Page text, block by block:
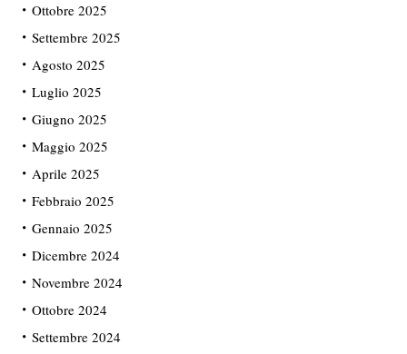
Ottobre 2025
Settembre 2025
Agosto 2025
Luglio 2025
Giugno 2025
Maggio 2025
Aprile 2025
Febbraio 2025
Gennaio 2025
Dicembre 2024
Novembre 2024
Ottobre 2024
Settembre 2024